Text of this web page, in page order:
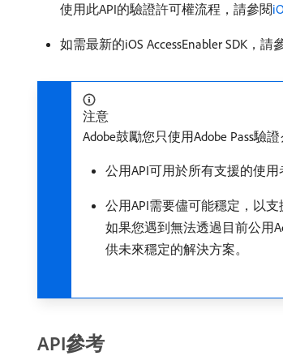
使用此API的驗證許可權流程，請參閱
如需最新的iOS AccessEnabler SDK，請
注意
Adobe鼓勵您只使用Adobe Pass驗證​
公用API可用於所有支援的使
公用API需要儘可能穩定，以
如果您遇到無法透過目前公用
供未來穩定的解決方案。
API參考